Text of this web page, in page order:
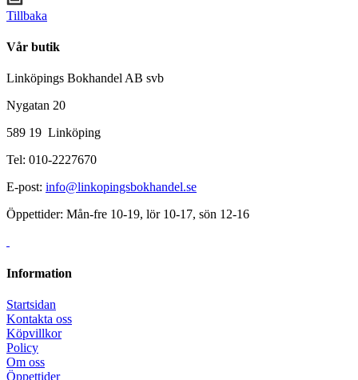
Tillbaka
Vår butik
Linköpings Bokhandel AB svb
Nygatan 20
589 19 Linköping
Tel: 010-2227670
E-post: info@linkopingsbokhandel.se
Öppettider: Mån-fre 10-19, lör 10-17, sön 12-16
Information
Startsidan
Kontakta oss
Köpvillkor
Policy
Om oss
Öppettider